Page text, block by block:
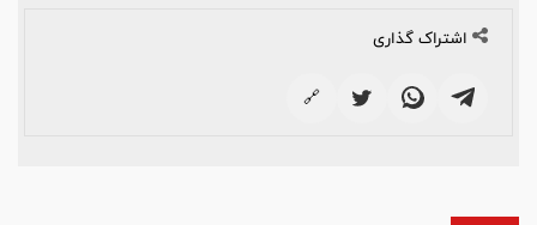
اشتراک گذاری
🔗